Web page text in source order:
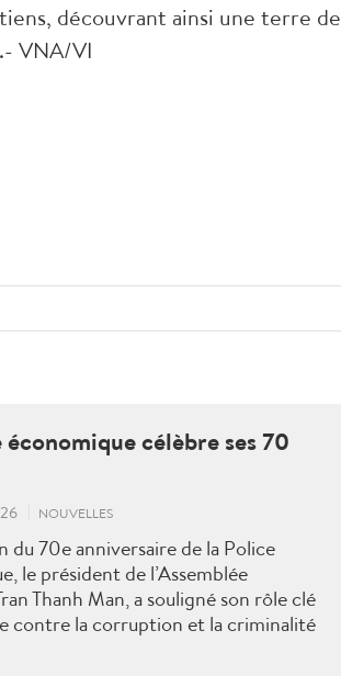
découvrant ainsi une terre de
VNA/VI
économique célèbre ses 70
NOUVELLES
du 70e anniversaire de la Police
le président de l’Assemblée
Thanh Man, a souligné son rôle clé
contre la corruption et la criminalité